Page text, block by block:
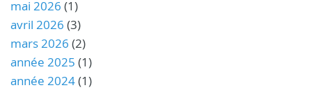
mai 2026 (1)
avril 2026 (3)
mars 2026 (2)
année 2025 (1)
année 2024(1)